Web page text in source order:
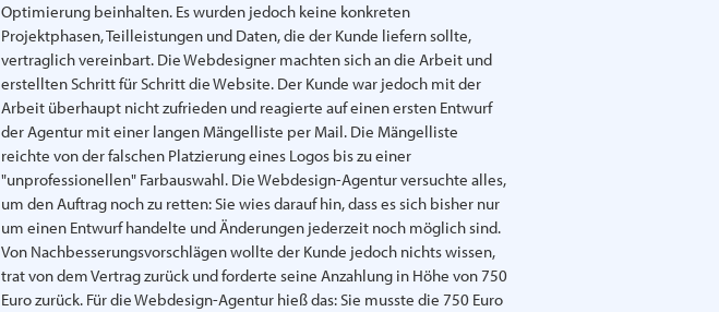
Optimierung beinhalten. Es wurden jedoch keine konkreten
Projektphasen, Teilleistungen und Daten, die der Kunde liefern sollte,
vertraglich vereinbart. Die Webdesigner machten sich an die Arbeit und
erstellten Schritt für Schritt die Website. Der Kunde war jedoch mit der
Arbeit überhaupt nicht zufrieden und reagierte auf einen ersten Entwurf
der Agentur mit einer langen Mängelliste per Mail. Die Mängelliste
reichte von der falschen Platzierung eines Logos bis zu einer
"unprofessionellen" Farbauswahl. Die Webdesign-Agentur versuchte alles,
um den Auftrag noch zu retten: Sie wies darauf hin, dass es sich bisher nur
um einen Entwurf handelte und Änderungen jederzeit noch möglich sind.
Von Nachbesserungsvorschlägen wollte der Kunde jedoch nichts wissen,
trat von dem Vertrag zurück und forderte seine Anzahlung in Höhe von 750
Euro zurück. Für die Webdesign-Agentur hieß das: Sie musste die 750 Euro